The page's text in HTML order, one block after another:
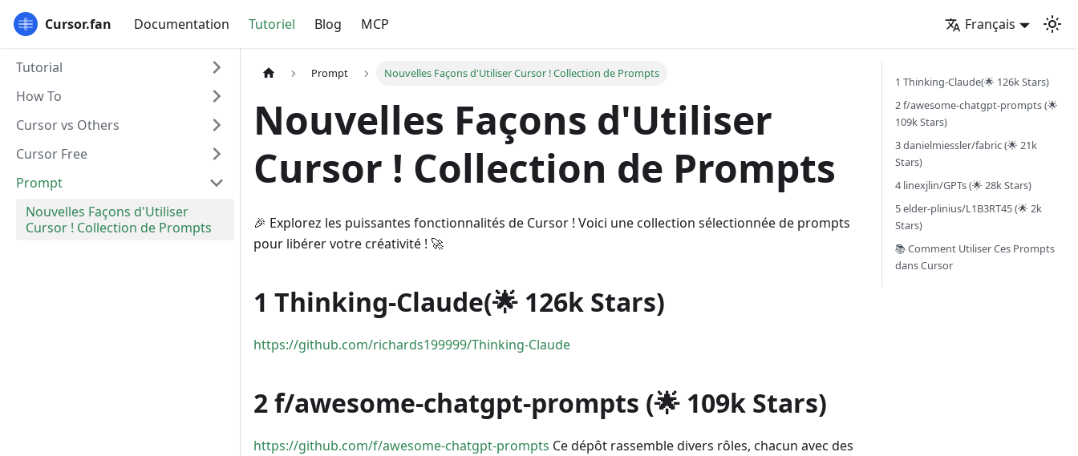
Cursor.fan Documentation Tutoriel Blog MCP Français
Tutorial
How To
Cursor vs Others
Cursor Free
Prompt
Nouvelles Façons d'Utiliser
Cursor ! Collection de Prompts
Prompt Nouvelles Façons d'Utiliser Cursor ! Collection de Prompts
Nouvelles Façons d'Utiliser
Cursor ! Collection de Prompts
🎉 Explorez les puissantes fonctionnalités de Cursor ! Voici une collection sélectionnée de prompts
pour libérer votre créativité ! 🚀
1️ Thinking-Claude(🌟 126k Stars)
https://github.com/richards199999/Thinking-Claude
2 f/awesome-chatgpt-prompts (🌟 109k Stars)
https://github.com/f/awesome-chatgpt-prompts Ce dépôt rassemble divers rôles, chacun avec des
1️ Thinking-Claude(🌟 126k Stars)
2 f/awesome-chatgpt-prompts (🌟
109k Stars)
3 danielmiessler/fabric (🌟 21k
Stars)
4 linexjlin/GPTs (🌟 28k Stars)
5 elder-plinius/L1B3RT45 (🌟 2k
Stars)
📚 Comment Utiliser Ces Prompts
dans Cursor